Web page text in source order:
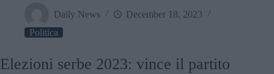
Daily News
December 18, 2023
Politica
Elezioni serbe 2023: vince il partito